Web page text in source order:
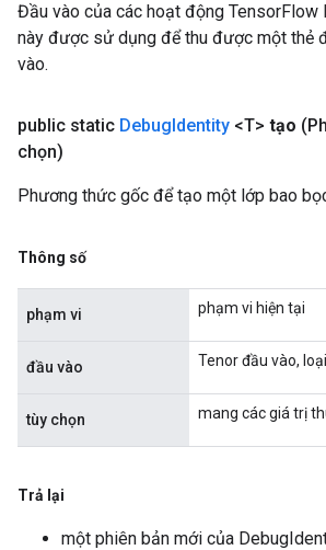
Đầu vào của các hoạt động
này được sử dụng để thu được một thẻ
vào.
public static DebugIdentity <T> tạo
chọn)
Phương thức gốc để tạo một lớp bao
Thông số
phạm vi phạm vi hiện tại
đầu vào Tenor đầu vào,
tùy chọn mang các giá trị
Trả lại
một phiên bản mới của